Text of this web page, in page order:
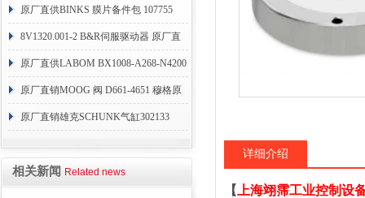
原厂直供BINKS 膜片备件包 107755
8V1320.001-2 B&R伺服驱动器 原厂直
供
原厂直供LABOM BX1008-A268-N4200
原厂直销MOOG 阀 D661-4651 穆格原
厂D661
原厂直销雄克SCHUNK气缸302133
相关新闻 Related news
详细介绍
【
上海翊霈工业控制设